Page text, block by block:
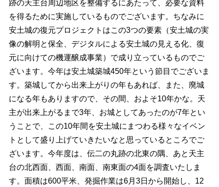
跡の天主台周辺地区を整備するにあたって、必要な資料
を得るために実施しているものでございます。ちなみに
安土城の復元プロジェクトはこの3つの要素（安土城の実
像の解明と保全、デジタルによる安土城の見える化、復
元に向けての機運醸成事業）で成り立っているものでご
ざいます。今年は安土城築城450年という節目でございま
す。築城してから出来上がりの年もあれば、また、廃城
になる年もありますので、その間、およそ10年かな。天
主が出来上がるまで3年、お城としてあったのが7年とい
うことで、この10年間を安土城にまつわる様々なイベン
トとして盛り上げていきたいなと思っているところでご
ざいます。今年度は、伝二の丸跡の北東の隅、あと天主
台の北西面、西面、南面、南東面の4面を調査いたしま
す。面積は600平米、発掘作業は6月3日から開始し、12